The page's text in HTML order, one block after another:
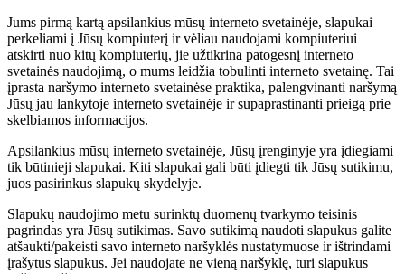
Jums pirmą kartą apsilankius mūsų interneto svetainėje, slapukai
perkeliami į Jūsų kompiuterį ir vėliau naudojami kompiuteriui
atskirti nuo kitų kompiuterių, jie užtikrina patogesnį interneto
svetainės naudojimą, o mums leidžia tobulinti interneto svetainę. Tai
įprasta naršymo interneto svetainėse praktika, palengvinanti naršymą
Jūsų jau lankytoje interneto svetainėje ir supaprastinanti prieigą prie
skelbiamos informacijos.
Apsilankius mūsų interneto svetainėje, Jūsų įrenginyje yra įdiegiami
tik būtinieji slapukai. Kiti slapukai gali būti įdiegti tik Jūsų sutikimu,
juos pasirinkus slapukų skydelyje.
Slapukų naudojimo metu surinktų duomenų tvarkymo teisinis
pagrindas yra Jūsų sutikimas. Savo sutikimą naudoti slapukus galite
atšaukti/pakeisti savo interneto naršyklės nustatymuose ir ištrindami
įrašytus slapukus. Jei naudojate ne vieną naršyklę, turi slapukus